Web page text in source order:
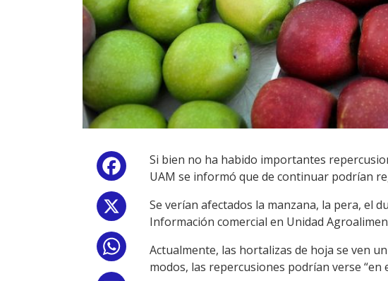
Facebook
WhatsApp
Si bien no ha habido importantes
UAM se informó que de continuar podrían
Se verían afectados la manzana, la pera, el
Información comercial en Unidad
Actualmente, las hortalizas de hoja se ven
modos, las repercusiones podrían verse “en